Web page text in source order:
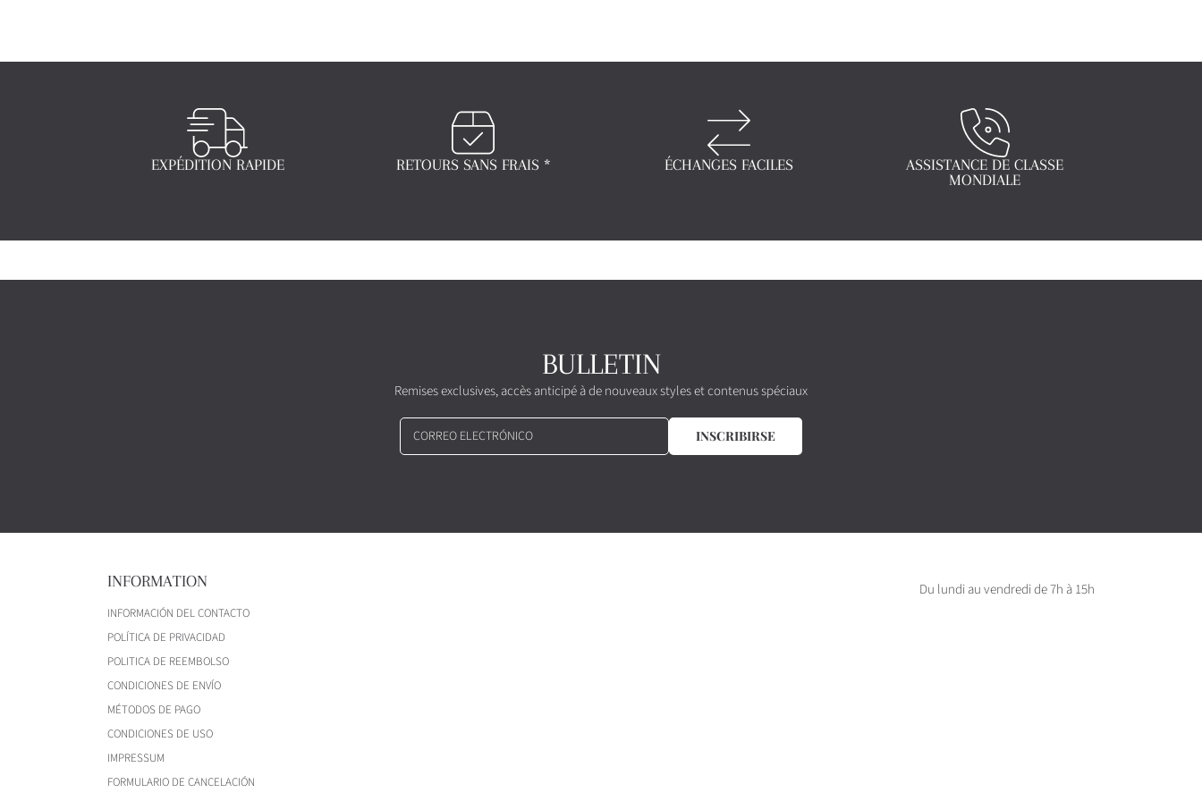
EXPÉDITION RAPIDE RETOURS SANS FRAIS * ÉCHANGES FACILES
ASSISTANCE DE CLASSE
MONDIALE
BULLETIN
Remises exclusives, accès anticipé à de nouveaux styles et contenus spéciaux
CORREO ELECTRÓNICO INSCRIBIRSE
INFORMATION
INFORMACIÓN DEL CONTACTO
POLÍTICA DE PRIVACIDAD
POLITICA DE REEMBOLSO
CONDICIONES DE ENVÍO
MÉTODOS DE PAGO
CONDICIONES DE USO
IMPRESSUM
FORMULARIO DE CANCELACIÓN
Du lundi au vendredi de 7h à 15h